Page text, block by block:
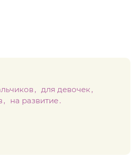
для девочек
на развитие